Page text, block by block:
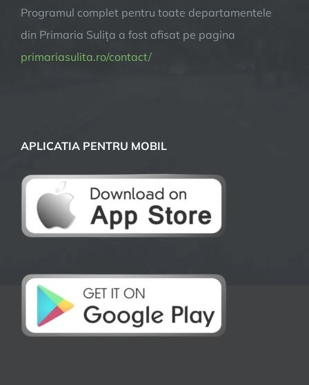
Programul complet pentru toate departamentele
din Primaria Sulița a fost afisat pe pagina
primariasulita.ro/contact/
APLICATIA PENTRU MOBIL